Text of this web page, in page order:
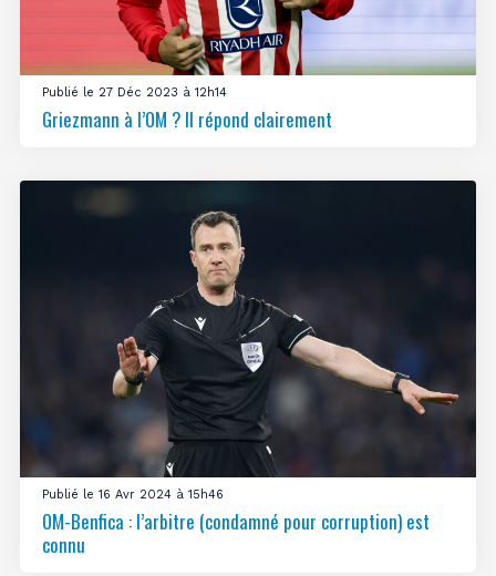
Publié le 27 Déc 2023 à 12h14
Griezmann à l’OM ? Il répond clairement
Publié le 16 Avr 2024 à 15h46
OM-Benfica : l’arbitre (condamné pour corruption) est
connu